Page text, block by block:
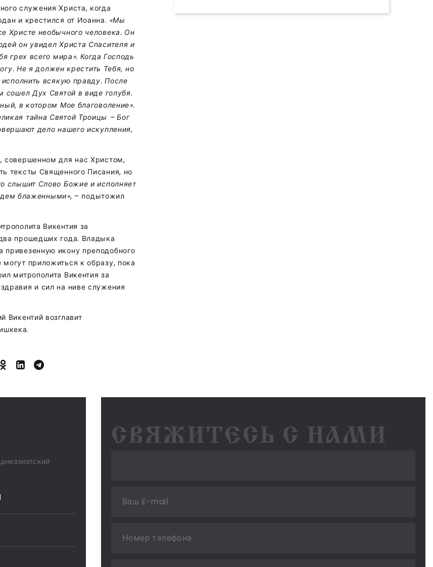
служения Христа, когда
и крестился от Иоанна. «Мы
Христе необычного человека. Он
он увидел Христа Спасителя и
грех всего мира». Когда Господь
Не я должен крестить Тебя, но
всякую правду. После
сошел Дух Святой в виде голубя.
в котором Мое благоволение».
тайна Святой Троицы – Бог
дело нашего искупления,
совершенном для нас Христом,
тексты Священного Писания, но
слышит Слово Божие и исполняет
блаженными», – подытожил
Викентия за
прошедших года. Владыка
икону преподобного
приложиться к образу, пока
митрополита Викентия за
и сил на ниве служения
Викентий возглавит
СВЯЖИТЕСЬ С НАМИ